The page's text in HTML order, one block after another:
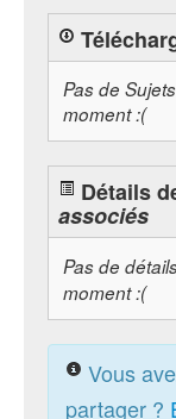
Pas de
moment :(
Détails
associés
Pas de
moment :(
Vous
partager ?